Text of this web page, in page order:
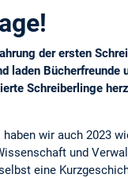
der ersten
laden Bücherfreunde
Schreiberlinge
wir auch 2023
und
eine